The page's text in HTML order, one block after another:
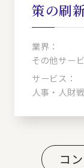
策の刷
業界：
その他サー
サービス：
人事・人財
コ